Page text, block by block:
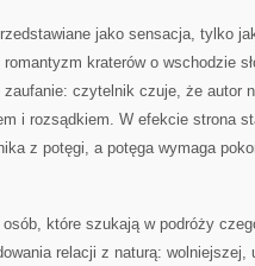
jako sensacja, tylko
kraterów o wschodzie
czytelnik czuje, że autor
i rozsądkiem. W efekcie strona
z potęgi, a potęga wymaga
które szukają w podróży
relacji z naturą: wolniejszej,